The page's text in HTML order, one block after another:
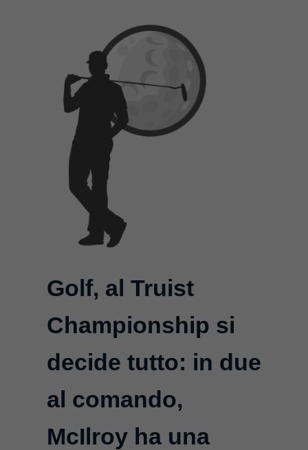
Golf, al Truist
Championship si
decide tutto: in due
al comando,
McIlroy ha una